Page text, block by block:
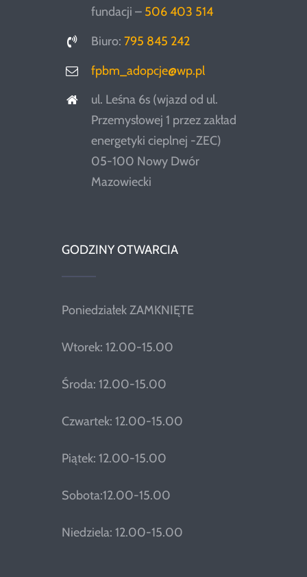
fundacji – 506 403 514
Biuro:795 845 242
fpbm_adopcje@wp.pl
ul. Leśna 6s (wjazd od ul.
Przemysłowej 1 przez zakład
energetyki cieplnej -ZEC)
05-100 Nowy Dwór
Mazowiecki
GODZINY OTWARCIA
Poniedziałek ZAMKNIĘTE
Wtorek: 12.00-15.00
Środa: 12.00-15.00
Czwartek: 12.00-15.00
Piątek: 12.00-15.00
Sobota:12.00-15.00
Niedziela: 12.00-15.00